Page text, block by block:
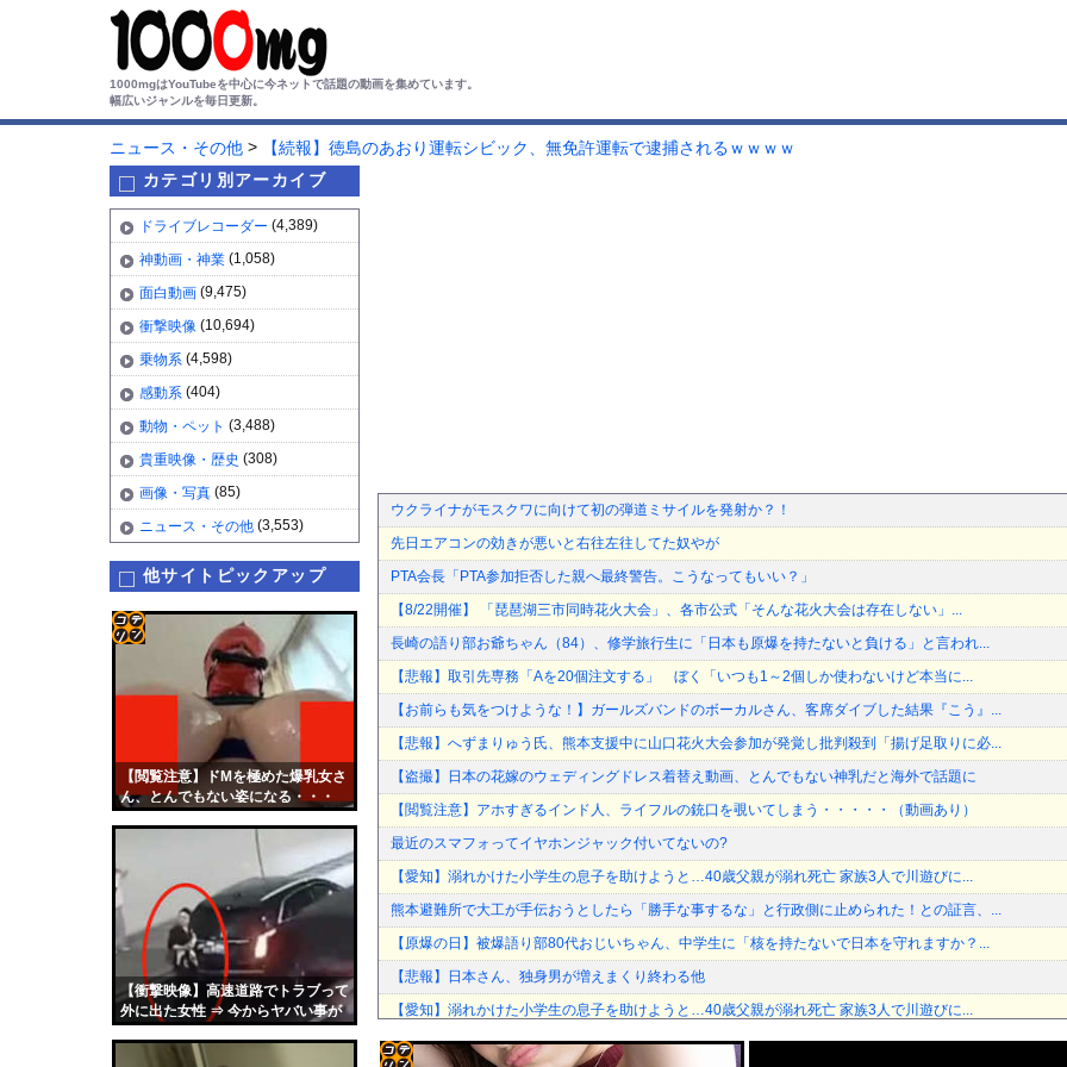
1000mgはYouTubeを中心に今ネットで話題の動画を集めています。
幅広いジャンルを毎日更新。
ニュース・その他 >
【続報】徳島のあおり運転シビック、無免許運転で逮捕されるｗｗｗｗ
カテゴリ別アーカイブ
ドライブレコーダー (4,389)
神動画・神業 (1,058)
面白動画 (9,475)
衝撃映像 (10,694)
乗物系 (4,598)
感動系 (404)
動物・ペット (3,488)
貴重映像・歴史 (308)
画像・写真 (85)
ニュース・その他 (3,553)
他サイトピックアップ
【閲覧注意】ドMを極めた爆乳女さ
ん、とんでもない姿になる・・・
【衝撃映像】高速道路でトラブって
外に出た女性 ⇒ 今からヤバい事が
リン
定リ
ンク
自動
ツー
ウクライナがモスクワに向けて初の弾道ミサイルを発射か？！
先日エアコンの効きが悪いと右往左往してた奴やが
PTA会長「PTA参加拒否した親へ最終警告。こうなってもいい？」
【8/22開催】 「琵琶湖三市同時花火大会」、各市公式「そんな花火大会は存在しない」...
長崎の語り部お爺ちゃん（84）、修学旅行生に「日本も原爆を持たないと負ける」と言われ...
【悲報】取引先専務「Aを20個注文する」 ぼく「いつも1～2個しか使わないけど本当に...
【お前らも気をつけような！】ガールズバンドのボーカルさん、客席ダイブした結果『こう』...
【悲報】へずまりゅう氏、熊本支援中に山口花火大会参加が発覚し批判殺到「揚げ足取りに必...
【盗撮】日本の花嫁のウェディングドレス着替え動画、とんでもない神乳だと海外で話題に
【閲覧注意】アホすぎるインド人、ライフルの銃口を覗いてしまう・・・・・（動画あり）
最近のスマフォってイヤホンジャック付いてないの?
【愛知】溺れかけた小学生の息子を助けようと…40歳父親が溺れ死亡 家族3人で川遊びに...
熊本避難所で大工が手伝おうとしたら「勝手な事するな」と行政側に止められた！との証言、...
【原爆の日】被爆語り部80代おじいちゃん、中学生に「核を持たないで日本を守れますか？...
【悲報】日本さん、独身男が増えまくり終わる他
【愛知】溺れかけた小学生の息子を助けようと…40歳父親が溺れ死亡 家族3人で川遊びに...
【画像】AIレベルの綺麗すぎるプロポーズ花火が打ち上がる